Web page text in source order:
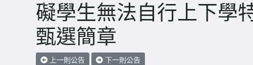
礙學生無法自行上下學
甄選簡章
上一則公告 下一則公告